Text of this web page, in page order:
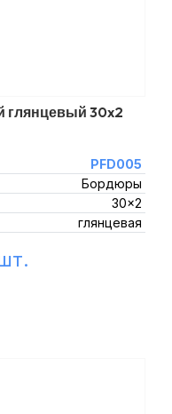
30x2
PFD005
Бордюры
30x2
глянцевая